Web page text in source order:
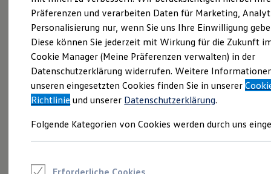
SUV und CUV
Familienautos
Kombis
Kompaktwagen
Sportwagen
Schnell verfügbare Fahrzeuge
Angebote und Produkte
Aktuelle Angebote
E-Auto-Förderung
Volkswagen Marktplatz
Junge Gebrauchtwagen und Gebrauchtwagen
Saisonangebote
Präferenzen und verarbeiten Daten für Marketing,
Personalisierung nur, wenn Sie uns Ihre Einwilligung
Diese können Sie jederzeit mit Wirkung für die Zukunft
Cookie Manager (Meine Präferenzen verwalten) in der
Datenschutzerklärung widerrufen. Weitere
unseren eingesetzten Cookies finden Sie in unserer
Richtlinie und unserer Datenschutzerklärung.
Folgende Kategorien von Cookies werden durch uns